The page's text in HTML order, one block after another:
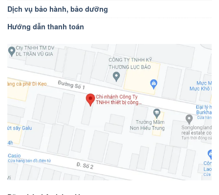
Dịch vụ bảo hành, bảo dưỡng
Hướng dẫn thanh toán